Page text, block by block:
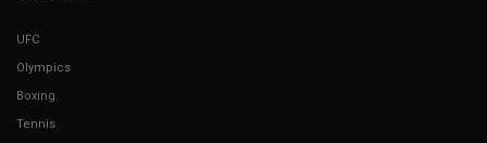
UFC
Olympics
Boxing
Tennis